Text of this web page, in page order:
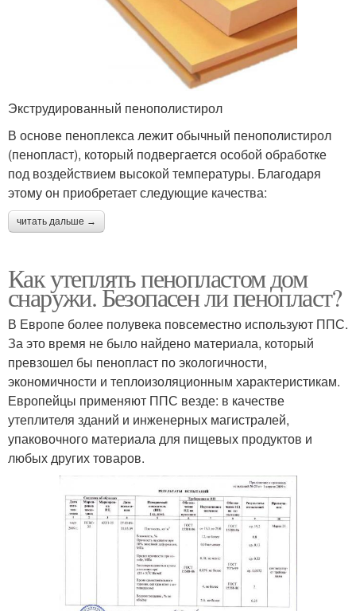
Экструдированный пенополистирол
В основе пеноплекса лежит обычный пенополистирол
(пенопласт), который подвергается особой обработке
под воздействием высокой температуры. Благодаря
этому он приобретает следующие качества:
читать дальше →
Как утеплять пенопластом дом
снаружи. Безопасен ли пенопласт?
В Европе более полувека повсеместно используют ППС.
За это время не было найдено материала, который
превзошел бы пенопласт по экологичности,
экономичности и теплоизоляционным характеристикам.
Европейцы применяют ППС везде: в качестве
утеплителя зданий и инженерных магистралей,
упаковочного материала для пищевых продуктов и
любых других товаров.